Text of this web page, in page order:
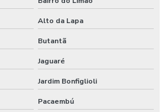
Câmara Fria
Congelados
Identificação De Produtos
Paraná
Alto da Lapa
Butantã
Jaguaré
Jardim Bonfiglioli
Pacaembú